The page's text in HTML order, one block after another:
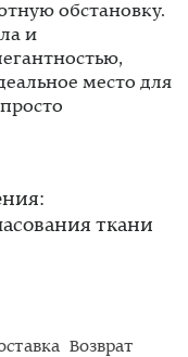
обстановку.
и
место для
ткани
Возврат